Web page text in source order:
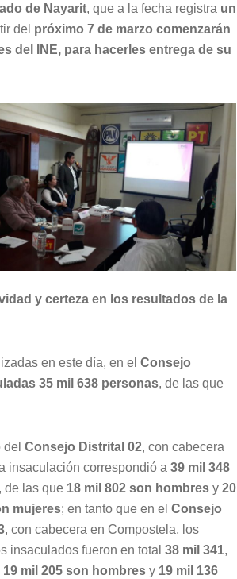
de Nayarit, que a la fecha registra un
del próximo 7 de marzo comenzarán
del INE, para hacerles entrega de su
y certeza en los resultados de la
en este día, en el Consejo
35 mil 638 personas, de las que
Consejo Distrital 02, con cabecera
insaculación correspondió a 39 mil 348
, de las que 18 mil 802 son hombres y 20
mujeres; en tanto que en el Consejo
, con cabecera en Compostela, los
insaculados fueron en total 38 mil 341,
19 mil 205 son hombres y 19 mil 136